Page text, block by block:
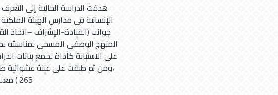
هدفت الدراسة الحالية إلى
الإنسانية في مدارس الهيئة
جوانب (القيادة-الإشراف –اتخاذ
المنهج الوصفي المسحي لمناسبته
على الاستبانة كأداة لجمع بيانات
265 ) معلما في مدارس الهيئة الملكية بالجبيل الصناعي